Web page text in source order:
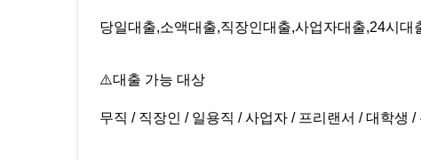
당일대출,소액대출,직장인대출,사업자대출,24시대
⚠️대출 가능 대상
무직 / 직장인 / 일용직 / 사업자 / 프리랜서 / 대학생